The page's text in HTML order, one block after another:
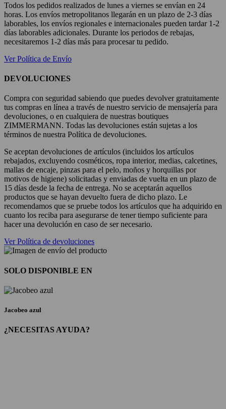
Todos los pedidos realizados de lunes a viernes se envían en 24
horas. Los envíos metropolitanos llegarán en un plazo de 2-3 días
laborables, los envíos regionales e internacionales pueden tardar 1-2
días laborables adicionales. Durante los periodos de rebajas,
necesitaremos 1-2 días más para procesar tu pedido.
Ver Política de Envío
DEVOLUCIONES
Compra con seguridad sabiendo que puedes devolver gratuitamente
tus compras en línea a través de nuestro servicio de mensajería para
devoluciones, o en cualquiera de nuestras boutiques
ZIMMERMANN. Todas las devoluciones están sujetas a los
términos de nuestra Política de devoluciones.
Se aceptan devoluciones de artículos (incluidos los artículos
rebajados, excluyendo cosméticos, ropa interior, medias, calcetines,
mallas de encaje, pinzas para el pelo, moños y horquillas por
motivos de higiene) solicitadas y enviadas de vuelta en un plazo de
15 días desde la fecha de entrega. No se aceptarán aquellos
productos que se hayan devuelto fuera de dicho plazo. Le
recomendamos que se pruebe todos los artículos que ha adquirido en
cuanto los reciba para asegurarse de tener tiempo suficiente para
hacer una devolución en caso de ser necesario.
Ver Política de devoluciones
SOLO DISPONIBLE EN
Jacobeo azul
¿NECESITAS AYUDA?